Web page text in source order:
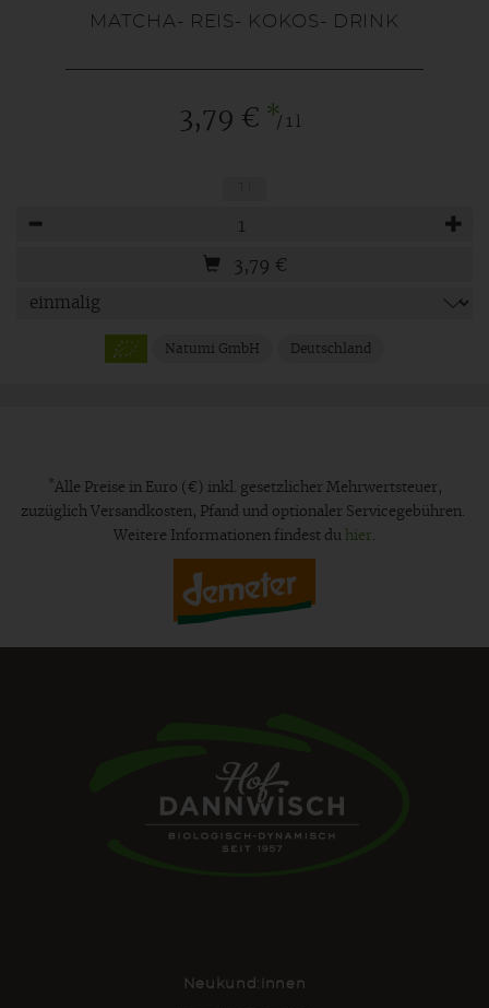
MATCHA- REIS- KOKOS- DRINK
3,79 € */ 1 l
3,79 €
Natumi GmbH Deutschland
*Alle Preise in Euro (€) inkl. gesetzlicher Mehrwertsteuer,
zuzüglich Versandkosten, Pfand und optionaler Servicegebühren.
Weitere Informationen findest du hier.
Neukund:innen